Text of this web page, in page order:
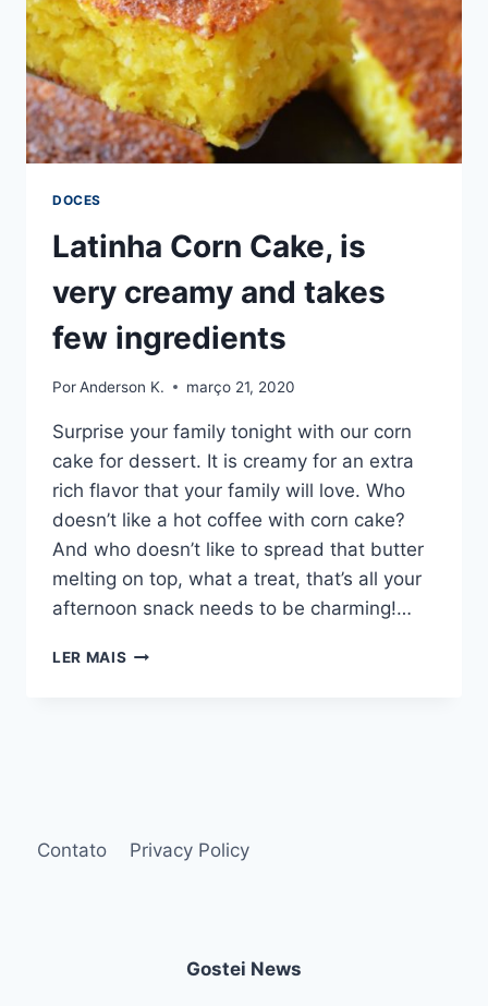
DOCES
Latinha Corn Cake, is
very creamy and takes
few ingredients
PorAnderson K. março 21, 2020
Surprise your family tonight with our corn
cake for dessert. It is creamy for an extra
rich flavor that your family will love. Who
doesn’t like a hot coffee with corn cake?
And who doesn’t like to spread that butter
melting on top, what a treat, that’s all your
afternoon snack needs to be charming!…
LER MAIS LATINHA
INGREDIENTS
Contato Privacy Policy
Gostei News